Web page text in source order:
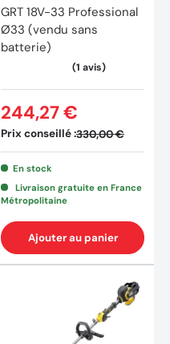
GRT 18V-33 Professional
Ø33 (vendu sans
batterie)
Prix conseillé :330,00 €
244,27 €
En stock
Livraison gratuite en France
Métropolitaine
Ajouter au panier